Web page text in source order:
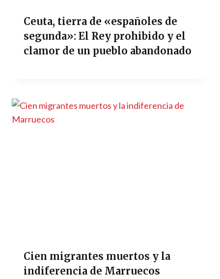
Ceuta, tierra de «españoles de
segunda»: El Rey prohibido y el
clamor de un pueblo abandonado
Cien migrantes muertos y la
indiferencia de Marruecos